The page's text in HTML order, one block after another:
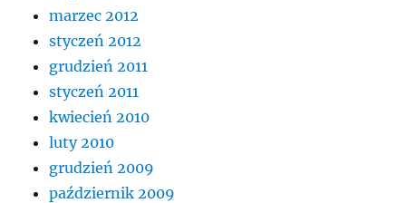
marzec 2012
styczeń 2012
grudzień 2011
styczeń 2011
kwiecień 2010
luty 2010
grudzień 2009
październik 2009